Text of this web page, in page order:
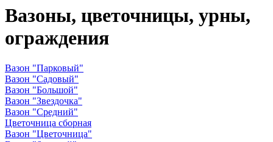
Вазоны, цветочницы, урны,
ограждения
Вазон "Парковый"
Вазон "Садовый"
Вазон "Большой"
Вазон "Звездочка"
Вазон "Средний"
Цветочница сборная
Вазон "Цветочница"